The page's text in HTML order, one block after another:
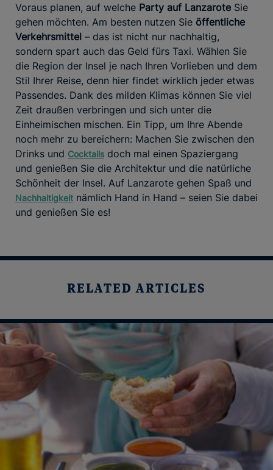
Voraus planen, auf welche Party auf Lanzarote Sie
gehen möchten. Am besten nutzen Sie öffentliche
Verkehrsmittel – das ist nicht nur nachhaltig,
sondern spart auch das Geld fürs Taxi. Wählen Sie
die Region der Insel je nach Ihren Vorlieben und dem
Stil Ihrer Reise, denn hier findet wirklich jeder etwas
Passendes. Dank des milden Klimas können Sie viel
Zeit draußen verbringen und sich unter die
Einheimischen mischen. Ein Tipp, um Ihre Abende
noch mehr zu bereichern: Machen Sie zwischen den
Drinks und Cocktails doch mal einen Spaziergang
und genießen Sie die Architektur und die natürliche
Schönheit der Insel. Auf Lanzarote gehen Spaß und
Nachhaltigkeit nämlich Hand in Hand – seien Sie dabei
und genießen Sie es!
RELATED ARTICLES